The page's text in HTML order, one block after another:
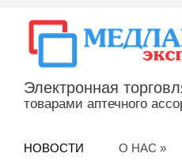
Электронная
товарами аптечного
НОВОСТИ О НАС »